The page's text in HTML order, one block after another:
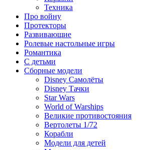
Техника
Про войну
Протекторы
Развивающие
Ролевые настольные игры
Романтика
С детьми
Сборные модели
Disney Самолёты
Disney Тачки
Star Wars
World of Warships
Великие противостояния
Вертолеты 1/72
Корабли
Модели для детей